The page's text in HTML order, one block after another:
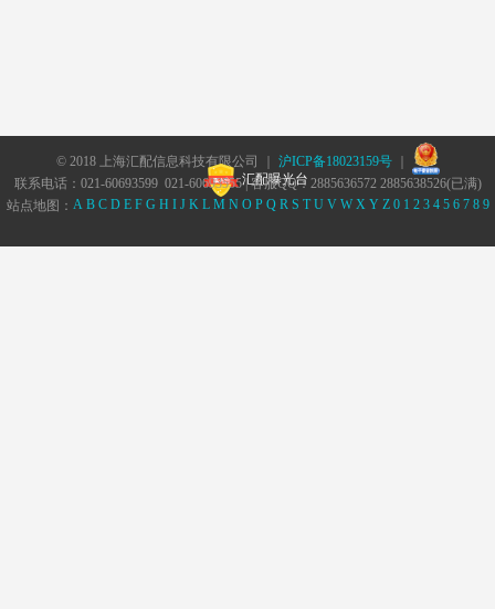
© 2018 上海汇配信息科技有限公司 ｜ 沪ICP备18023159号｜
汇配曝光台
联系电话：021-60693599 021-60693555 | 客服QQ：2885636572 2885638526(已满)
站点地图： A B C D E F G H I J K L M N O P Q R S T U V W X Y Z 0 1 2 3 4 5 6 7 8 9